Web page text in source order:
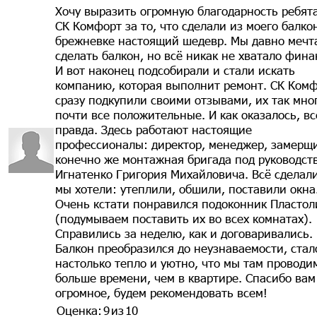
Хочу выразить огромную благодарность
СК Комфорт за то, что сделали из моего
брежневке настоящий шедевр. Мы давно
сделать балкон, но всё никак не хватало
И вот наконец подсобирали и стали искать
компанию, которая выполнит ремонт. СК
сразу подкупили своими отзывами, их так
почти все положительные. И как оказалось,
правда. Здесь работают настоящие
профессионалы: директор, менеджер,
конечно же монтажная бригада под
Игнатенко Григория Михайловича. Всё
мы хотели: утеплили, обшили, поставили
Очень кстати понравился подоконник
(подумываем поставить их во всех комнатах).
Справились за неделю, как и договаривались.
Балкон преобразился до неузнаваемости,
настолько тепло и уютно, что мы там
больше времени, чем в квартире. Спасибо вам
огромное, будем рекомендовать всем!
Оценка:9из10